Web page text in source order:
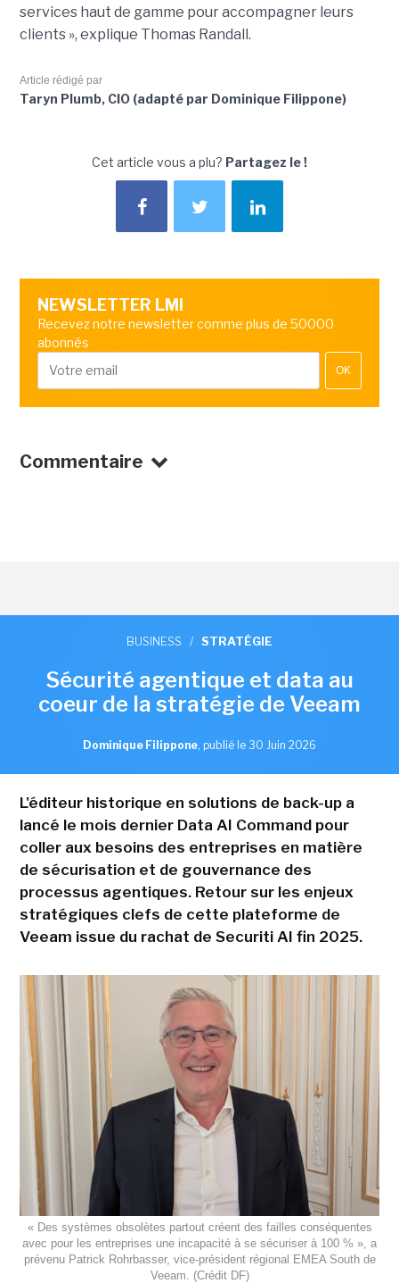
services haut de gamme pour accompagner leurs
clients », explique Thomas Randall.
Article rédigé par
Taryn Plumb, CIO (adapté par Dominique Filippone)
Cet article vous a plu? Partagez le !
NEWSLETTER LMI
Recevez notre newsletter comme plus de 50000
abonnés
OK
Commentaire
BUSINESS / STRATÉGIE
Sécurité agentique et data au
coeur de la stratégie de Veeam
Dominique Filippone, publié le 30 Juin 2026
L'éditeur historique en solutions de back-up a
lancé le mois dernier Data AI Command pour
coller aux besoins des entreprises en matière
de sécurisation et de gouvernance des
processus agentiques. Retour sur les enjeux
stratégiques clefs de cette plateforme de
Veeam issue du rachat de Securiti AI fin 2025.
« Des systèmes obsolètes partout créent des failles conséquentes
avec pour les entreprises une incapacité à se sécuriser à 100 % », a
prévenu Patrick Rohrbasser, vice-président régional EMEA South de
Veeam. (Crédit DF)